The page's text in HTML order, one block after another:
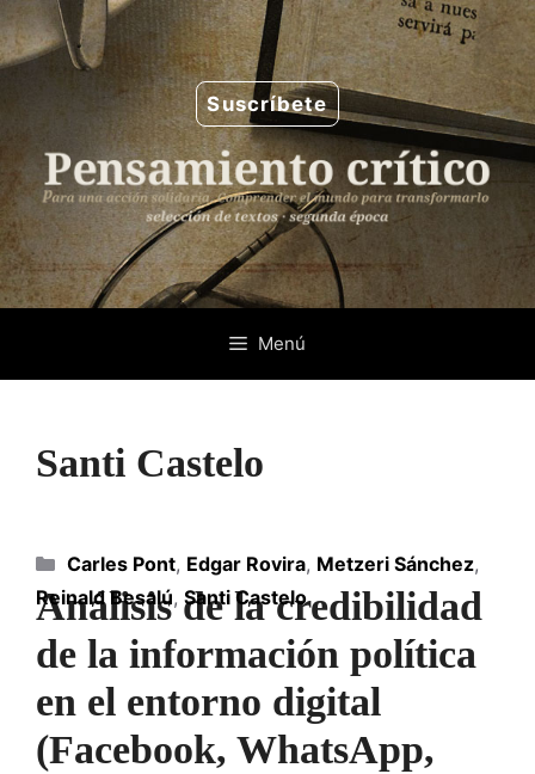
Saltar
al
contenido
Suscríbete
Menú
Santi Castelo
Análisis de la credibilidad
de la información política
en el entorno digital
(Facebook, WhatsApp,
Categorías
Carles Pont, Edgar Rovira, Metzeri Sánchez,
Reinald Besalú, Santi Castelo